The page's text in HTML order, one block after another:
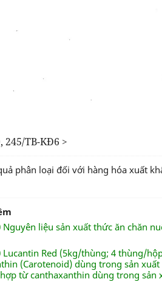
245/TB-KĐ6 >
phân loại đối với hàng hóa xuất
Nguyên liệu sản xuất thức ăn chăn
Lucantin Red (5kg/thùng; 4 thùng/
(Carotenoid) dùng trong sản
từ canthaxanthin dùng trong sản